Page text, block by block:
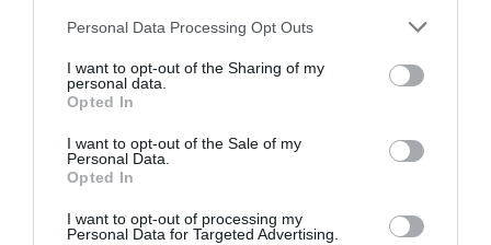
Please note that this website/app uses one or more Google
not limited to your visit or usage behaviour. You may click to
grant or deny consent to Google and its third-party tags to
use your data for below specified purposes in below Google
consent section.
Personal Data Processing Opt Outs
I want to opt-out of the Sharing of my
personal data.
Opted In
I want to opt-out of the Sale of my
Personal Data.
Opted In
I want to opt-out of processing my
Personal Data for Targeted Advertising.